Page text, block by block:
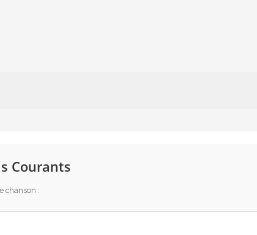
Courants
chanson :